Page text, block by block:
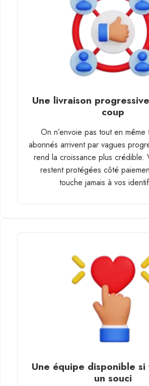
Une livraison
coup
On n’envoie pas tout en même
abonnés arrivent par vagues
rend la croissance plus crédible.
restent protégées côté
touche jamais à vos
Une équipe disponible si
un souci